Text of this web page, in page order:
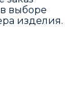
выборе
изделия.